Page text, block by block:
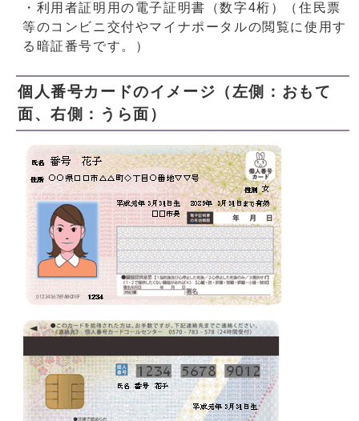
・利用者証明用の電子証明書（数字4桁）（住民票
等のコンビニ交付やマイナポータルの閲覧に使用す
る暗証番号です。）
個人番号カードのイメージ（左側：おもて
面、右側：うら面）